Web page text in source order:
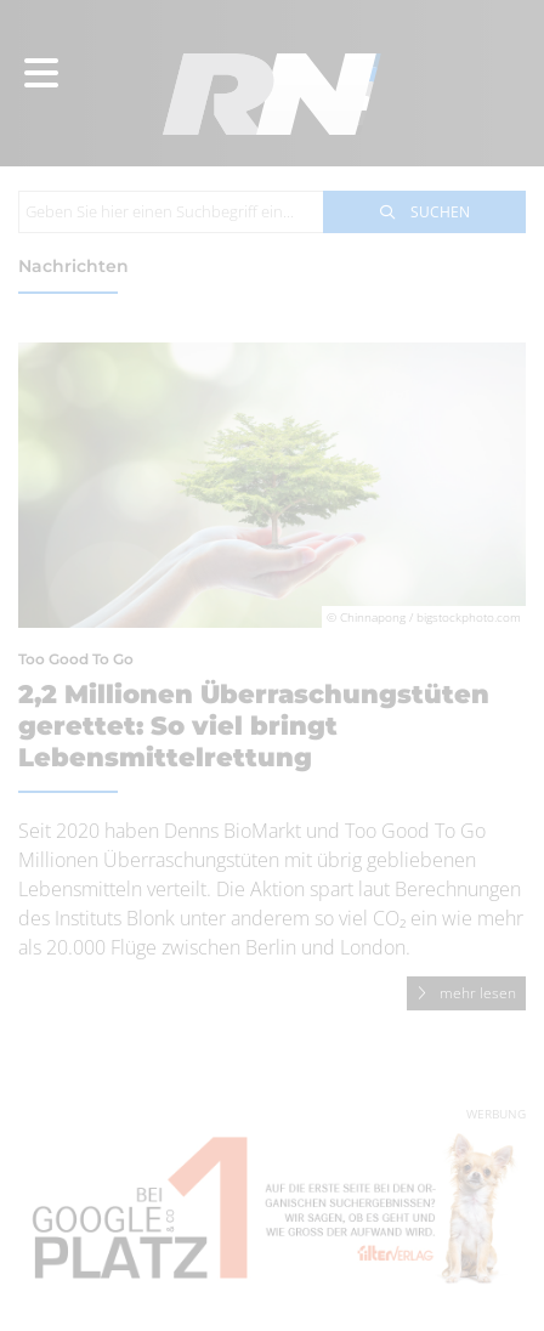
SUCHEN
Nachrichten
© Chinnapong / bigstockphoto.com
Too Good To Go
2,2 Millionen Überraschungstüten
gerettet: So viel bringt
Lebensmittelrettung
Seit 2020 haben Denns BioMarkt und Too Good To Go
Millionen Überraschungstüten mit übrig gebliebenen
Lebensmitteln verteilt. Die Aktion spart laut Berechnungen
des Instituts Blonk unter anderem so viel CO₂ ein wie mehr
als 20.000 Flüge zwischen Berlin und London.
mehr lesen
WERBUNG